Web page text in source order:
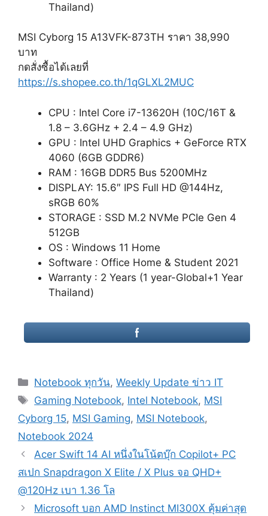
Thailand)
MSI Cyborg 15 A13VFK-873TH ราคา 38,990
บาท
กดสั่งซื้อได้เลยที่
https://s.shopee.co.th/1qGLXL2MUC
CPU : Intel Core i7-13620H (10C/16T &
1.8 – 3.6GHz + 2.4 – 4.9 GHz)
GPU : Intel UHD Graphics + GeForce RTX
4060 (6GB GDDR6)
RAM : 16GB DDR5 Bus 5200MHz
DISPLAY: 15.6″ IPS Full HD @144Hz,
sRGB 60%
STORAGE : SSD M.2 NVMe PCIe Gen 4
512GB
OS : Windows 11 Home
Software : Office Home & Student 2021
Warranty : 2 Years (1 year-Global+1 Year
Thailand)
Categories
Notebook ทุกวัน,Weekly Update ข่าว IT
Tags
Gaming Notebook, Intel Notebook, MSI
Cyborg 15, MSI Gaming, MSI Notebook,
Notebook 2024
Post
navigation
Acer Swift 14 AI หนึ่งในโน้ตบุ๊ก Copilot+ PC
สเปก Snapdragon X Elite / X Plus จอ QHD+
@120Hz เบา 1.36 โล
Microsoft บอก AMD Instinct MI300X คุ้มค่าสุด